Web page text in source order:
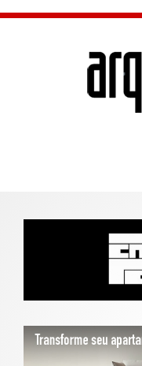
Skip to main